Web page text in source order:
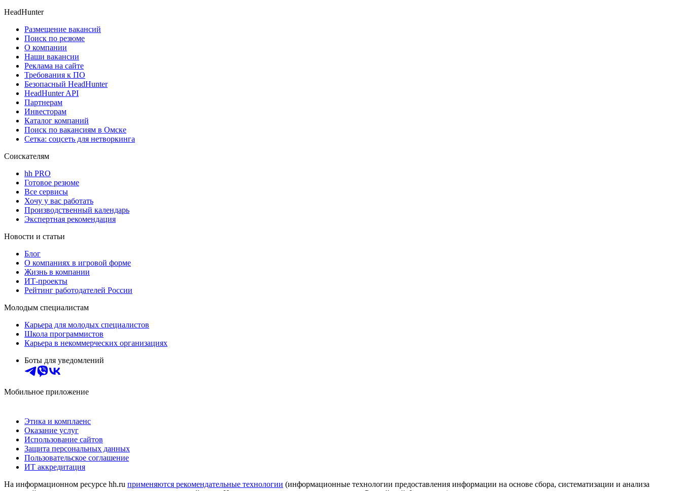
HeadHunter
Размещение вакансий
Поиск по резюме
О компании
Наши вакансии
Реклама на сайте
Требования к ПО
Безопасный HeadHunter
HeadHunter API
Партнерам
Инвесторам
Каталог компаний
Поиск по вакансиям в Омске
Сетка: соцсеть для нетворкинга
Соискателям
hh PRO
Готовое резюме
Все сервисы
Хочу у вас работать
Производственный календарь
Экспертная рекомендация
Новости и статьи
Блог
О компаниях в игровой форме
Жизнь в компании
ИТ-проекты
Рейтинг работодателей России
Молодым специалистам
Карьера для молодых специалистов
Школа программистов
Карьера в некоммерческих организациях
Боты для уведомлений
Мобильное приложение
Этика и комплаенс
Оказание услуг
Использование сайтов
Защита персональных данных
Пользовательское соглашение
ИТ аккредитация
На информационном ресурсе hh.ru применяются рекомендательные технологии (информационные технологии предоставления информации на основе сбора, систематизации и анализа